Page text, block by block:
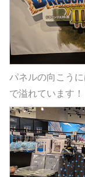
パネルの向こう
で溢れています！